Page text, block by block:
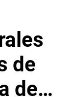
de
de